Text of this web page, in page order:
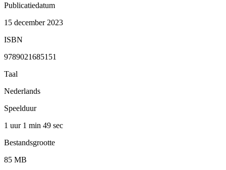
Publicatiedatum
15 december 2023
ISBN
9789021685151
Taal
Nederlands
Speelduur
1 uur 1 min 49 sec
Bestandsgrootte
85 MB